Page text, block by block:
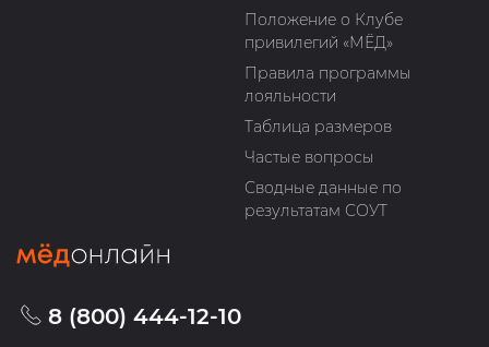
Положение о Клубе
привилегий «МЁД»
Правила программы
лояльности
Таблица размеров
Частые вопросы
Сводные данные по
результатам СОУТ
8 (800) 444-12-10